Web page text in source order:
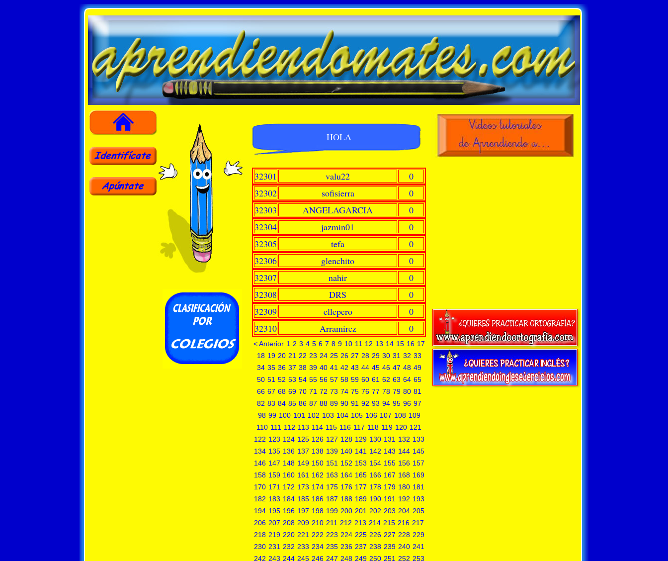
HOLA
32301 valu22
0
32302
sofisierra
0
32303
ANGELAGARCIA
0
32304
jazmin01
0
32305
tefa
0
32306
glenchito
0
32307
nahir
0
32308
DRS
0
32309
ellepero
0
32310
Arramirez 0
< Anterior 1 2 3 4 5 6 7 8 9 10 11 12 13 14 15 16 17
18 19 20 21 22 23 24 25 26 27 28 29 30 31 32 33
34 35 36 37 38 39 40 41 42 43 44 45 46 47 48 49
50 51 52 53 54 55 56 57 58 59 60 61 62 63 64 65
66 67 68 69 70 71 72 73 74 75 76 77 78 79 80 81
82 83 84 85 86 87 88 89 90 91 92 93 94 95 96 97
98 99 100 101 102 103 104 105 106 107 108 109
110 111 112 113 114 115 116 117 118 119 120 121
122 123 124 125 126 127 128 129 130 131 132 133
134 135 136 137 138 139 140 141 142 143 144 145
146 147 148 149 150 151 152 153 154 155 156 157
158 159 160 161 162 163 164 165 166 167 168 169
170 171 172 173 174 175 176 177 178 179 180 181
182 183 184 185 186 187 188 189 190 191 192 193
194 195 196 197 198 199 200 201 202 203 204 205
206 207 208 209 210 211 212 213 214 215 216 217
218 219 220 221 222 223 224 225 226 227 228 229
230 231 232 233 234 235 236 237 238 239 240 241
242 243 244 245 246 247 248 249 250 251 252 253